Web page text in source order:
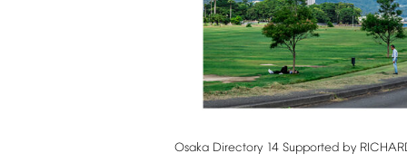
Osaka Directory 14 Supported by